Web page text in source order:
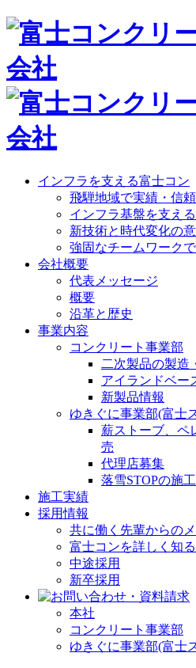
インフラを支える富士コン
飛騨地域で実績・信
インフラ基盤を支え
新技術と時代変化の
強固なチームワーク
会社概要
代表メッセージ
概要
沿革と歴史
事業内容
コンクリート事業部
二次製品の製造
アイランドベー
新製品情報
ゆきぐに事業部(富士
薪ストーブ、ペ
売
代理店募集
落雪STOPの施工
施工実績
採用情報
共に働く先輩からの
富士コンを詳しく知る
中途採用
新卒採用
本社
コンクリート事業部
ゆきぐに事業部(富士